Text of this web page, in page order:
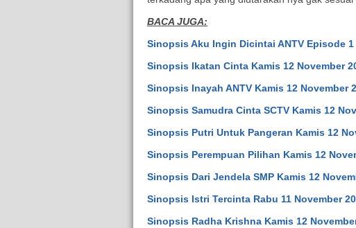
BACA JUGA:
Sinopsis Aku Ingin Dicintai ANTV Episode 1
Sinopsis Ikatan Cinta Kamis 12 November
Sinopsis Inayah ANTV Kamis 12 November
Sinopsis Samudra Cinta SCTV Kamis 12
Sinopsis Putri Untuk Pangeran Kamis 12
Sinopsis Perempuan Pilihan Kamis 12
Sinopsis Dari Jendela SMP Kamis 12
Sinopsis Istri Tercinta Rabu 11 November
Sinopsis Radha Krishna Kamis 12